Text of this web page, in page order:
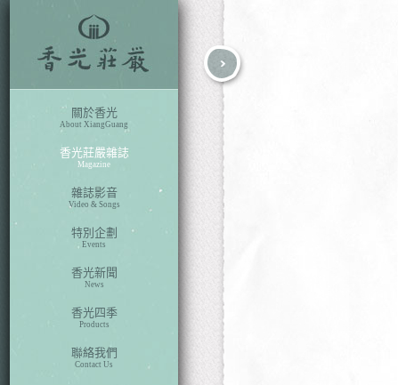
關於香光
About XiangGuang
香光莊嚴雜誌
Magazine
雜誌影音
Video & Songs
特別企劃
Events
香光新聞
News
香光四季
Products
聯絡我們
Contact Us